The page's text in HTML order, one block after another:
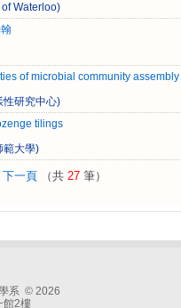
Waterloo)
of microbial community assembly
性研究中心)
tilings
範大學)
下一頁 （共27 筆）
系 © 2026
館2樓